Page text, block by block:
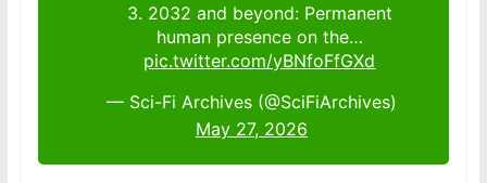
3. 2032 and beyond: Permanent
human presence on the…
pic.twitter.com/yBNfoFfGXd
— Sci-Fi Archives (@SciFiArchives)
May 27, 2026